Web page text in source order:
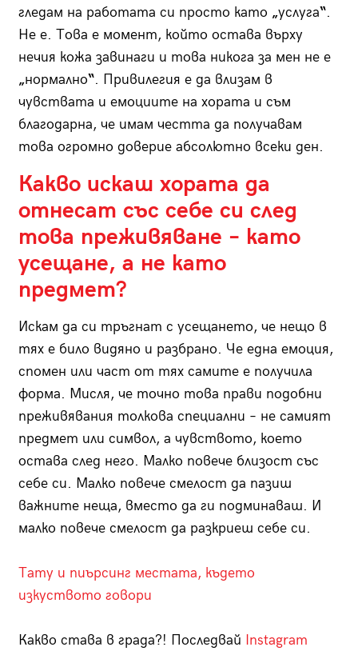
гледам на работата си просто като „услуга“.
Не е. Това е момент, който остава върху
нечия кожа завинаги и това никога за мен не е
„нормално“. Привилегия е да влизам в
чувствата и емоциите на хората и съм
благодарна, че имам честта да получавам
това огромно доверие абсолютно всеки ден.
Какво искаш хората да
отнесат със себе си след
това преживяване – като
усещане, а не като
предмет?
Искам да си тръгнат с усещането, че нещо в
тях е било видяно и разбрано. Че една емоция,
спомен или част от тях самите е получила
форма. Мисля, че точно това прави подобни
преживявания толкова специални – не самият
предмет или символ, а чувството, което
остава след него. Малко повече близост със
себе си. Малко повече смелост да пазиш
важните неща, вместо да ги подминаваш. И
малко повече смелост да разкриеш себе си.
Тату и пиърсинг местата, където
изкуството говори
Какво става в града?! Последвай Instagram